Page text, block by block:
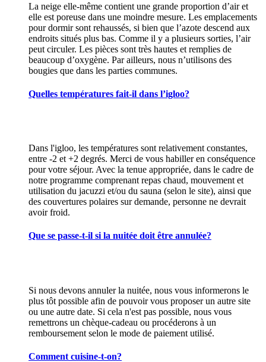
La neige elle-même contient une grande proportion d’air et
elle est poreuse dans une moindre mesure. Les emplacements
pour dormir sont rehaussés, si bien que l’azote descend aux
endroits situés plus bas. Comme il y a plusieurs sorties, l’air
peut circuler. Les pièces sont très hautes et remplies de
beaucoup d’oxygène. Par ailleurs, nous n’utilisons des
bougies que dans les parties communes.
Quelles températures fait-il dans l’igloo?
Dans l'igloo, les températures sont relativement constantes,
entre -2 et +2 degrés. Merci de vous habiller en conséquence
pour votre séjour. Avec la tenue appropriée, dans le cadre de
notre programme comprenant repas chaud, mouvement et
utilisation du jacuzzi et/ou du sauna (selon le site), ainsi que
des couvertures polaires sur demande, personne ne devrait
avoir froid.
Que se passe-t-il si la nuitée doit être annulée?
Si nous devons annuler la nuitée, nous vous informerons le
plus tôt possible afin de pouvoir vous proposer un autre site
ou une autre date. Si cela n'est pas possible, nous vous
remettrons un chèque-cadeau ou procéderons à un
remboursement selon le mode de paiement utilisé.
Comment cuisine-t-on?